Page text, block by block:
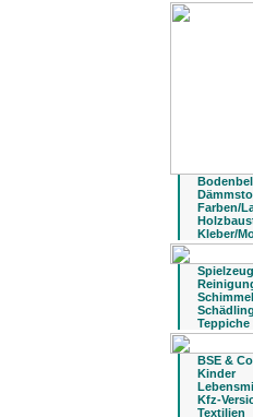
Farben/
Kleber/
Spielzeug
Teppiche
BSE &
Kinder
Kfz-
Textilien